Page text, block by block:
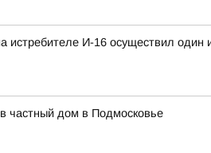
истребителе И-16 осуществил
частный дом в Подмосковье